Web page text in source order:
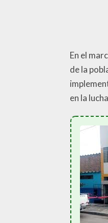
En el
de la
en la